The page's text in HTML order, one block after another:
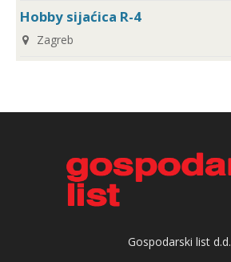
Hobby sijaćica R-4
Zagreb
Gospodarski list d.d.